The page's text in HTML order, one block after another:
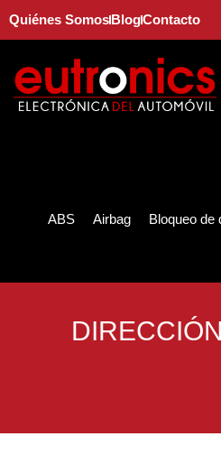
Quiénes SomosBlogContacto
ABS Airbag Bloqueo de